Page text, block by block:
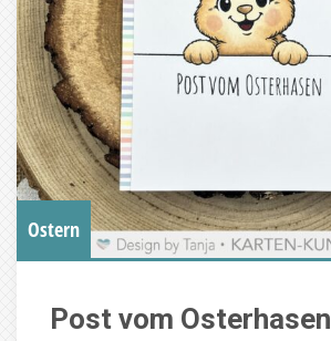
Ostern
Post vom Osterhasen